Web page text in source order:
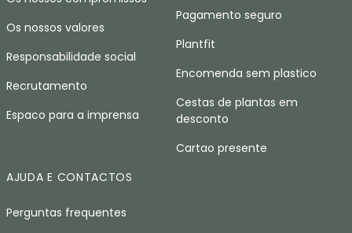
Os nossos valores
Responsabilidade social
Recrutamento
Espaco para a imprensa
Pagamento seguro
Plantfit
Encomenda sem plastico
Cestas de plantas em
desconto
Cartao presente
AJUDA E CONTACTOS
Perguntas frequentes